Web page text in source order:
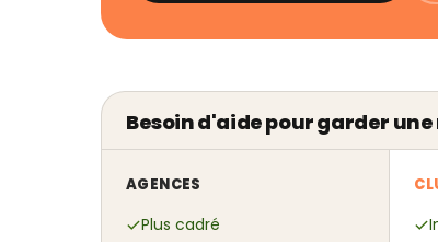
Besoin d'aide pour garder
AGENCES
Plus cadré